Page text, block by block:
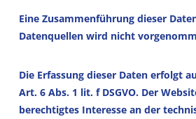
Eine Zusammenführung dieser
Datenquellen wird nicht
Die Erfassung dieser Daten erfolgt
Art. 6 Abs. 1 lit. f DSGVO. Der
berechtigtes Interesse an der